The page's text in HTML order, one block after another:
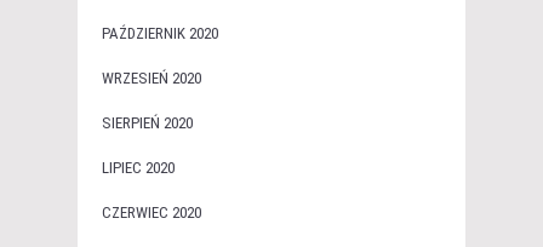
PAŹDZIERNIK 2020
WRZESIEŃ 2020
SIERPIEŃ 2020
LIPIEC 2020
CZERWIEC 2020